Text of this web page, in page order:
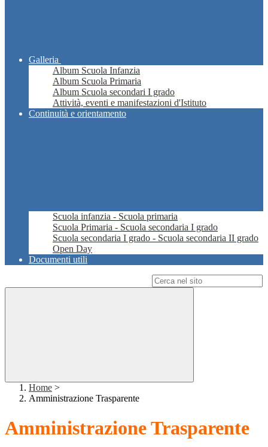
Galleria
Album Scuola Infanzia
Album Scuola Primaria
Album Scuola secondari I grado
Attività, eventi e manifestazioni d'Istituto
Continuità e orientamento
Scuola infanzia - Scuola primaria
Scuola Primaria - Scuola secondaria I grado
Scuola secondaria I grado - Scuola secondaria II grado
Open Day
Documenti utili
Home >
Amministrazione Trasparente
Amministrazione Trasparente